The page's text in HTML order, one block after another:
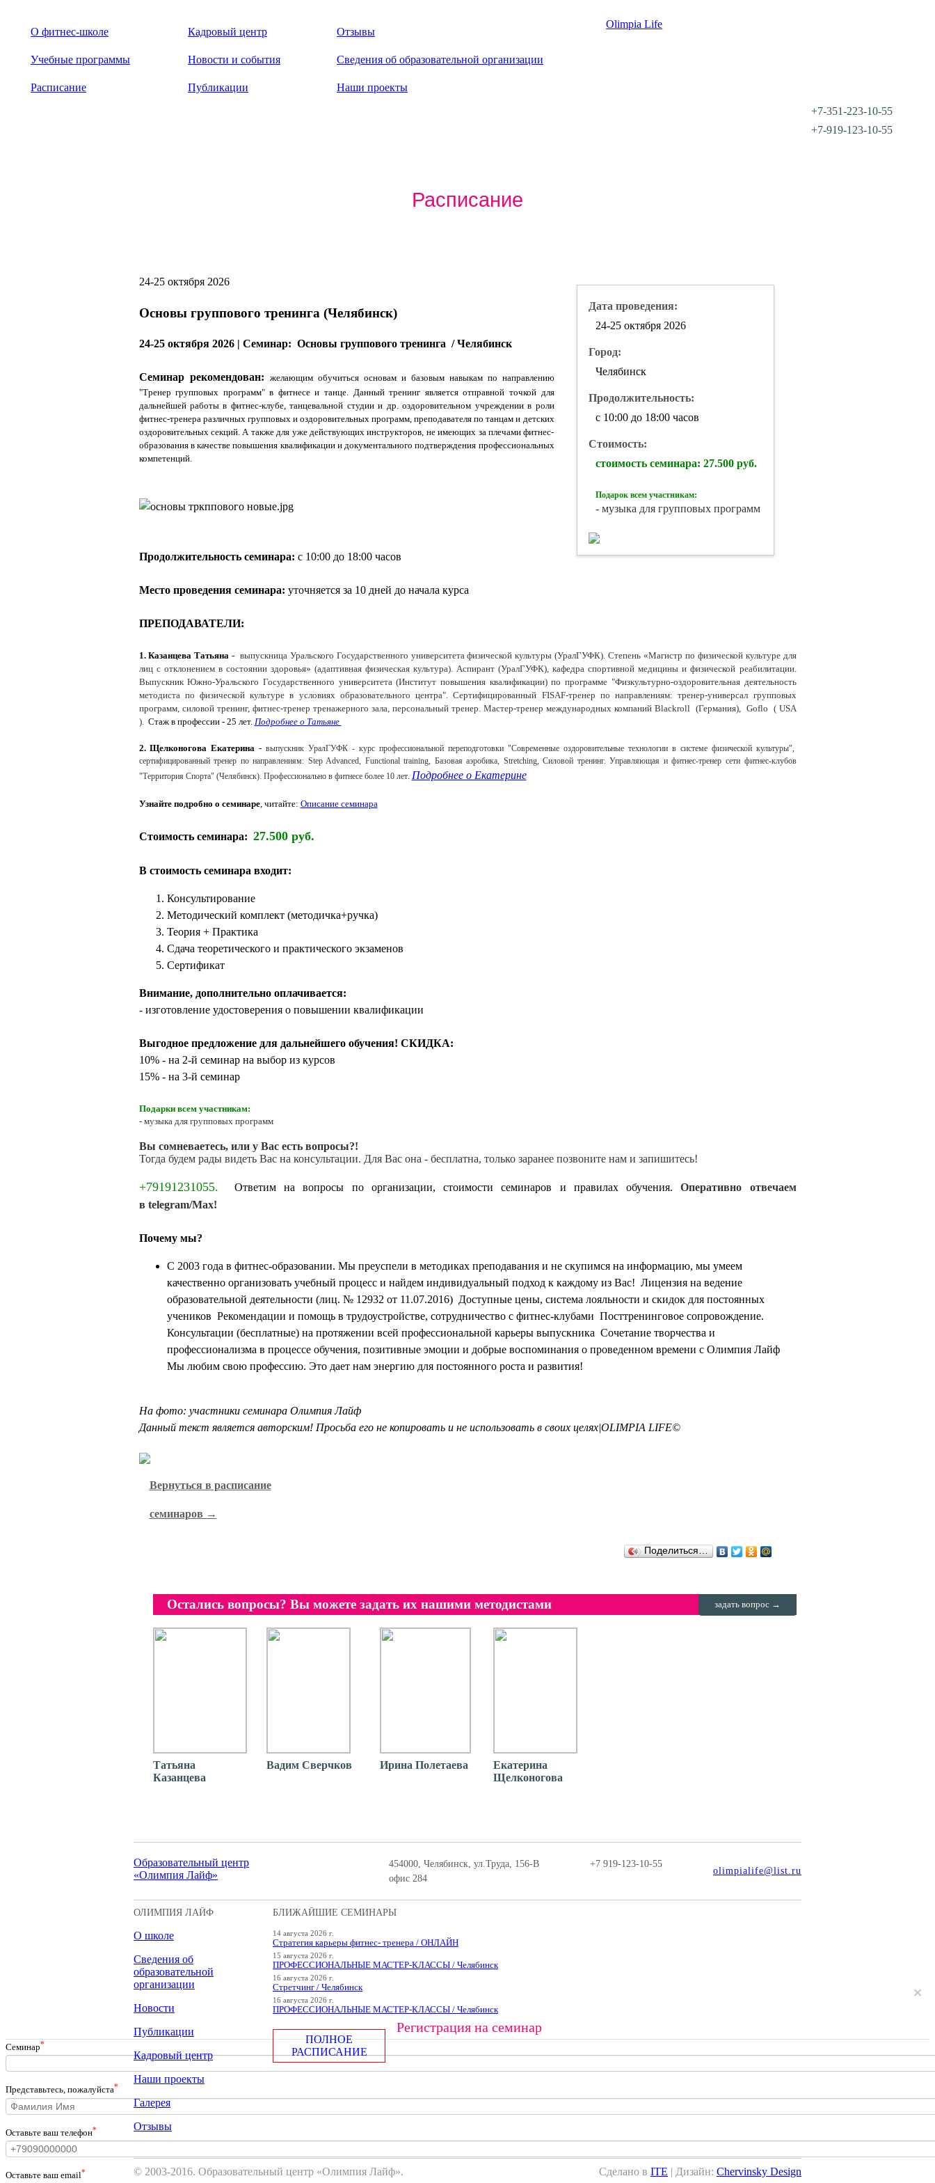
О фитнес-школе Кадровый центр Отзывы
Учебные программы Новости и события Сведения об образовательной организации
Расписание Публикации Наши проекты
Olimpia Life
+7-351-223-10-55
+7-919-123-10-55
Расписание
Дата проведения:
24-25 октября 2026
Город:
Челябинск
Продолжительность:
с 10:00 до 18:00 часов
Стоимость:
стоимость семинара: 27.500 руб.
Подарок всем участникам:
- музыка для групповых программ
24-25 октября 2026
Основы группового тренинга (Челябинск)
24-25 октября 2026 | Семинар: Основы группового тренинга / Челябинск
Семинар рекомендован: желающим обучиться основам и базовым навыкам по направлению
"Тренер групповых программ" в фитнесе и танце. Данный тренинг является отправной точкой для
дальнейшей работы в фитнес-клубе, танцевальной студии и др. оздоровительном учреждении в роли
фитнес-тренера различных групповых и оздоровительных программ, преподавателя по танцам и детских
оздоровительных секций. А также для уже действующих инструкторов, не имеющих за плечами фитнес-
образования в качестве повышения квалификации и документального подтверждения профессиональных
компетенций.
Продолжительность семинара: с 10:00 до 18:00 часов
Место проведения семинара: уточняется за 10 дней до начала курса
ПРЕПОДАВАТЕЛИ:
1. Казанцева Татьяна - выпускница Уральского Государственного университета физической культуры (УралГУФК). Степень «Магистр по физической культуре для
лиц с отклонением в состоянии здоровья» (адаптивная физическая культура). Аспирант (УралГУФК), кафедра спортивной медицины и физической реабилитации.
Выпускник Южно-Уральского Государственного университета (Институт повышения квалификации) по программе "Физкультурно-оздоровительная деятельность
методиста по физической культуре в условиях образовательного центра". Сертифицированный FISAF-тренер по направлениям: тренер-универсал групповых
программ, силовой тренинг, фитнес-тренер тренажерного зала, персональный тренер. Мастер-тренер международных компаний Blackroll (Германия), Goflo ( USA
). Стаж в профессии - 25 лет. Подробнее о Татьяне
2. Щелконогова Екатерина-выпускник УралГУФК - курс профессиональной переподготовки "Современные оздоровительные технологии в системе физической культуры",
сертифицированный тренер по направлениям: Step Advanced, Functional training, Базовая аэробика, Stretching, Силовой тренинг. Управляющая и фитнес-тренер сети фитнес-клубов
"Территория Спорта" (Челябинск). Профессионально в фитнесеболее 10 лет. Подробнее о Екатерине
Узнайте подробно о семинаре, читайте: Описание семинара
Стоимость семинара: 27.500 руб.
В стоимость семинара входит:
Консультирование
Методический комплект (методичка+ручка)
Теория + Практика
Сдача теоретического и практического экзаменов
Сертификат
Внимание, дополнительно оплачивается:
- изготовление удостоверения о повышении квалификации
Выгодное предложение для дальнейшего обучения! СКИДКА:
10% - на 2-й семинар на выбор из курсов
15% - на 3-й семинар
Подарки всем участникам:
- музыка для групповых программ
Вы сомневаетесь, или у Вас есть вопросы?!
Тогда будем рады видеть Вас на консультации. Для Вас она - бесплатна, только заранее позвоните нам и запишитесь!
+79191231055. Ответим на вопросы по организации, стоимости семинаров и правилах обучения.Оперативно отвечаем
в telegram/Max!
Почему мы?
С 2003 года в фитнес-образовании. Мы преуспели в методиках преподавания и не скупимся на информацию, мы умеем
качественно организовать учебный процесс и найдем индивидуальный подход к каждому из Вас! Лицензия на ведение
образовательной деятельности (лиц. № 12932 от 11.07.2016) Доступные цены, система лояльности и скидок для постоянных
учеников Рекомендации и помощь в трудоустройстве, сотрудничество с фитнес-клубами Посттренинговое сопровождение.
Консультации (бесплатные) на протяжении всей профессиональной карьеры выпускника Сочетание творчества и
профессионализма в процессе обучения, позитивные эмоции и добрые воспоминания о проведенном времени с Олимпия Лайф
Мы любим свою профессию. Это дает нам энергию для постоянного роста и развития!
На фото: участники семинара Олимпия Лайф
Данный текст является авторским! Просьба его не копировать и не использовать в своих целях|OLIMPIA LIFE©
Вернуться в расписание
семинаров →
Поделиться…
Остались вопросы? Вы можете задать их нашими методистами задать вопрос →
Татьяна
Казанцева
Вадим Сверчков Ирина Полетаева
Екатерина
Щелконогова
Образовательный центр
«Олимпия Лайф»
olimpialife@list.ru
+7 919-123-10-55
454000, Челябинск, ул.Труда, 156-В
офис 284
ОЛИМПИЯ ЛАЙФ
О школе
Сведения об
образовательной
организации
Новости
Публикации
Кадровый центр
Наши проекты
Галерея
Отзывы
БЛИЖАЙШИЕ СЕМИНАРЫ
14 августа 2026 г.
Стратегия карьеры фитнес- тренера / ОНЛАЙН
15 августа 2026 г.
ПРОФЕССИОНАЛЬНЫЕ МАСТЕР-КЛАССЫ / Челябинск
16 августа 2026 г.
Стретчинг / Челябинск
16 августа 2026 г.
ПРОФЕССИОНАЛЬНЫЕ МАСТЕР-КЛАССЫ / Челябинск
ПОЛНОЕ
РАСПИСАНИЕ
© 2003-2016. Образовательный центр «Олимпия Лайф». Сделано в ITE | Дизайн: Chervinsky Design
×
Регистрация на семинар
Cеминар*
Представьтесь, пожалуйста*
Оставьте ваш телефон*
Оставьте ваш email*